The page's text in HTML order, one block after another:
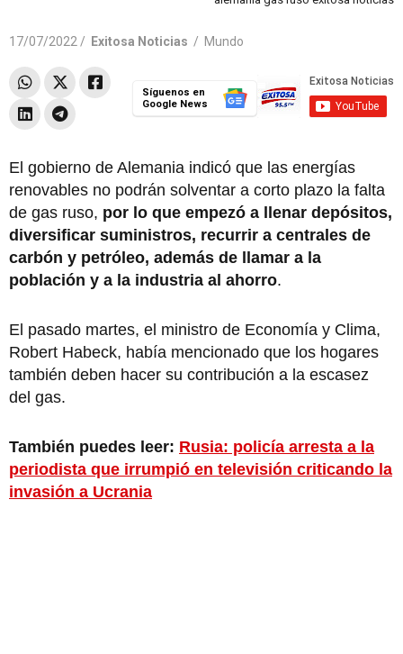
17/07/2022 / Exitosa Noticias / Mundo
Síguenos en
Google News
El gobierno de Alemania indicó que las energías
renovables no podrán solventar a corto plazo la falta
de gas ruso, por lo que empezó a llenar depósitos,
diversificar suministros, recurrir a centrales de
carbón y petróleo, además de llamar a la
población y a la industria al ahorro.
El pasado martes, el ministro de Economía y Clima,
Robert Habeck, había mencionado que los hogares
también deben hacer su contribución a la escasez
del gas.
También puedes leer: Rusia: policía arresta a la
periodista que irrumpió en televisión criticando la
invasión a Ucrania